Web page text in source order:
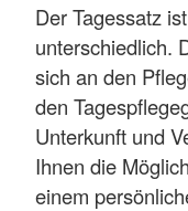
Der Tagessatz
unterschiedlich.
sich an den
den
Unterkunft und
Ihnen die
einem